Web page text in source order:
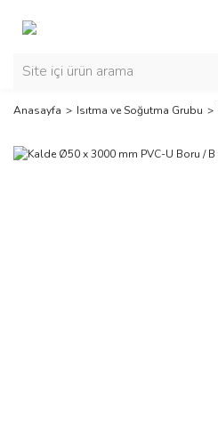
Anasayfa Isıtma ve Soğutma Grubu